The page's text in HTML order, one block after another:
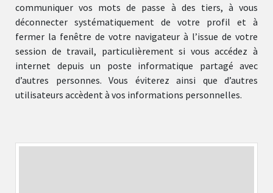
communiquer vos mots de passe à des tiers, à vous
déconnecter systématiquement de votre profil et à
fermer la fenêtre de votre navigateur à l’issue de votre
session de travail, particulièrement si vous accédez à
internet depuis un poste informatique partagé avec
d’autres personnes. Vous éviterez ainsi que d’autres
utilisateurs accèdent à vos informations personnelles.